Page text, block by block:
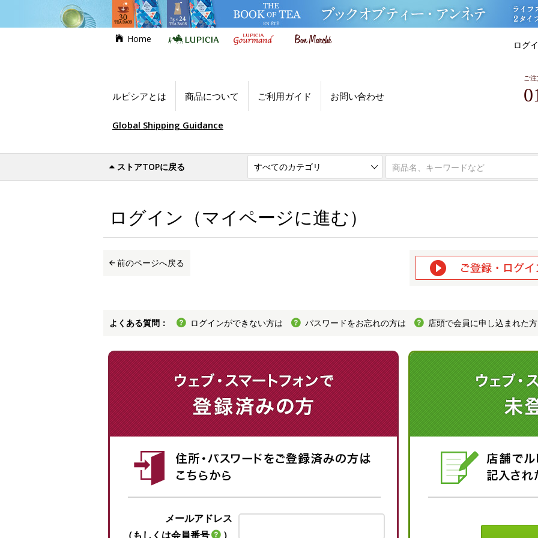
Home
ログ
ルピシアとは 商品について ご利用ガイド お問い合わせ
ご
Global Shipping Guidance
ストアTOPに戻る
世界のお茶専門店ルピシア ログイン（マイページに進む）
ログイン（マイページに進む）
前のページへ戻る
よくある質問： ログインができない方は パスワードをお忘れの方は 店頭で会員に申し込まれた
メールアドレス
（もしくは会員番号
）